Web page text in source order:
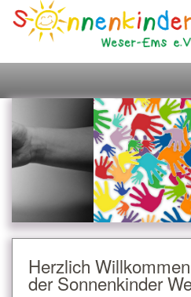
Ihre
Herzlich
der Sonnenkinder